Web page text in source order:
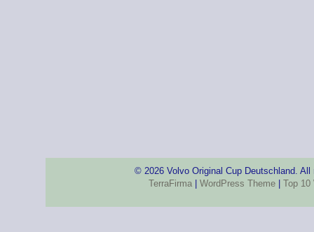
© 2026 Volvo Original Cup Deutschland.
TerraFirma| WordPress Theme| Top 10